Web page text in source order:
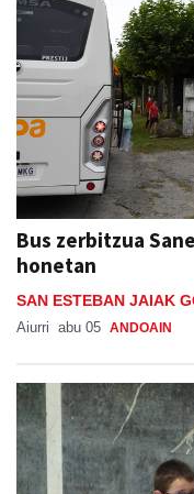
Bus zerbitzua
honetan
SAN ESTEBAN JAIAK
Aiurri abu 05 ANDOAIN